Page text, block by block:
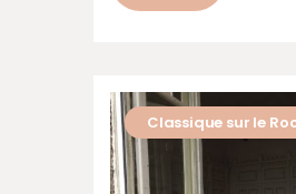
Ces…
Classique sur le